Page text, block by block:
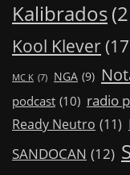
Kalibrados
Kool Klever
MC K (7) NGA (9)
podcast (10) radio
Ready Neutro (11)
SANDOCAN (12)